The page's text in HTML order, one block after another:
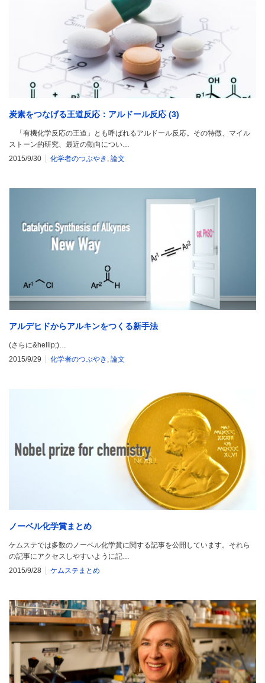
炭素をつなげる王道反応：アルドール反応 (3)
「有機化学反応の王道」とも呼ばれるアルドール反応。その特徴、マイル
ストーン的研究、最近の動向につい…
2015/9/30
化学者のつぶやき , 論文
アルデヒドからアルキンをつくる新手法
(さらに&hellip;)…
2015/9/29
化学者のつぶやき 論文
ノーベル化学賞まとめ
ケムステでは多数のノーベル化学賞に関する記事を公開しています。それら
の記事にアクセスしやすいように記…
2015/9/28
ケムステまとめ